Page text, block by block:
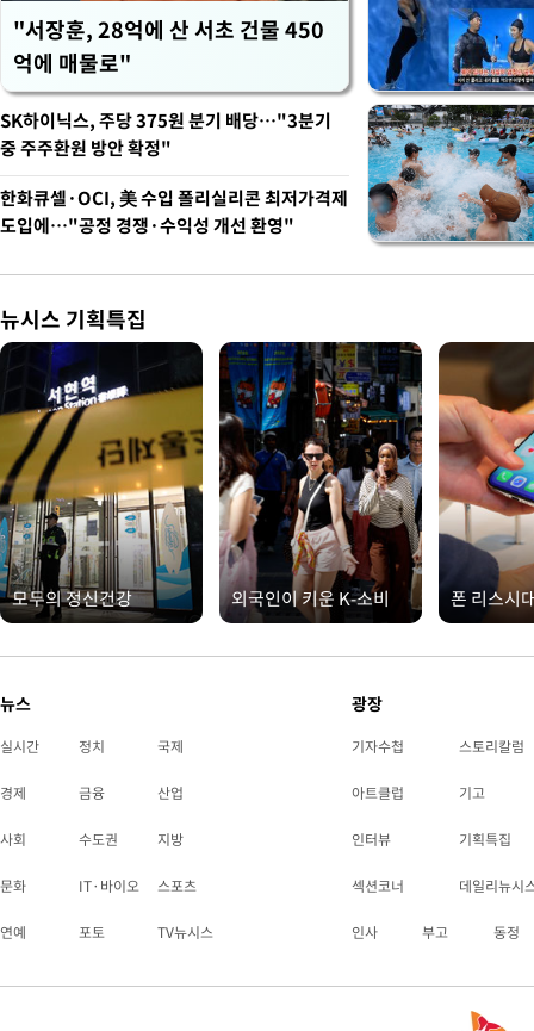
"서장훈, 28억에 산 서초 건물 450
억에 매물로"
SK하이닉스, 주당 375원 분기 배당…"3분기
중 주주환원 방안 확정"
한화큐셀·OCI, 美 수입 폴리실리콘 최저가격제
도입에…"공정 경쟁·수익성 개선 환영"
뉴시스 기획특집
모두의 정신건강 외국인이 키운 K-소비 폰 리스시
뉴스
실시간 정치 국제
경제 금융 산업
사회 수도권 지방
문화 IT·바이오 스포츠
연예 포토 TV뉴시스
광장
기자수첩 스토리칼럼
아트클럽 기고
인터뷰 기획특집
섹션코너 데일리뉴시
인사 부고 동정